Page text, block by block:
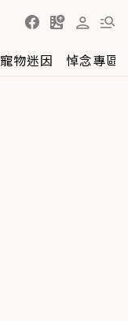
寵物迷因 悼念專區